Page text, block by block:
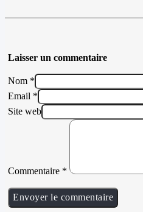
Laisser un commentaire
Nom *
Email *
Site web
Commentaire *